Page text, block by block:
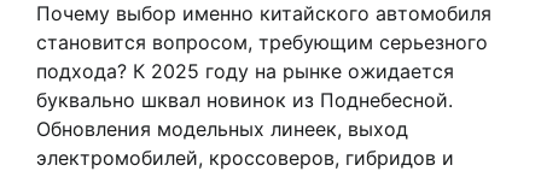
Почему выбор именно китайского автомобиля
становится вопросом, требующим серьезного
подхода? К 2025 году на рынке ожидается
буквально шквал новинок из Поднебесной.
Обновления модельных линеек, выход
электромобилей, кроссоверов, гибридов и